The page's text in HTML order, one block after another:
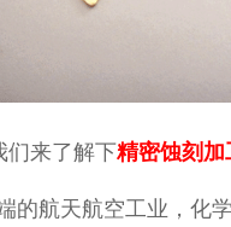
们来了解下精密蚀刻 加
的航天航空工业，化